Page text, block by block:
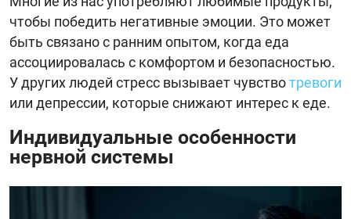
чтобы победить негативные эмоции. Это может
быть связано с ранним опытом, когда еда
ассоциировалась с комфортом и безопасностью.
У других людей стресс вызывает чувствотревоги
или депрессии, которые снижают интерес к еде.
Индивидуальные особенности
нервной системы